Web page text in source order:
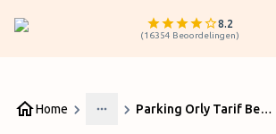
8.2
(16354 Beoordelingen)
Home
More
Parking Orly Tarif Beoordelingen